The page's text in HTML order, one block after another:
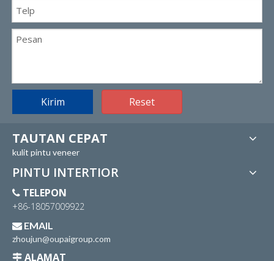
Kirim Reset
TAUTAN CEPAT
kulit pintu veneer
PINTU INTERTIOR
 TELEPON
+86-18057009922
 EMAIL
zhoujun@oupaigroup.com
 ALAMAT